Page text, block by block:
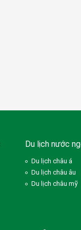
Du lịch nước
Du lịch châu á
Du lịch châu âu
Du lịch châu mỹ